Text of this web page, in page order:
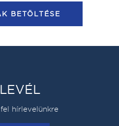
BETÖLTÉSE
hírlevelünkre